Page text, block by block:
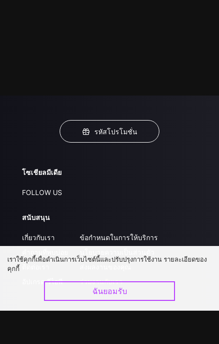
รหัสโปรโมชั่น
โซเชียลมีเดีย
FOLLOW US
สนับสนุน
เกี่ยวกับเรา
อัปเกรด วีไอพี
ข้อกำหนดในการให้บริการ
ร่วมงานกับเรา
เราใช้คุกกี้เพื่อดำเนินการเว็บไซต์นี้และปรับปรุงการใช้งาน รายละเอียดของ
คุกกี้
ฉันยอมรับ